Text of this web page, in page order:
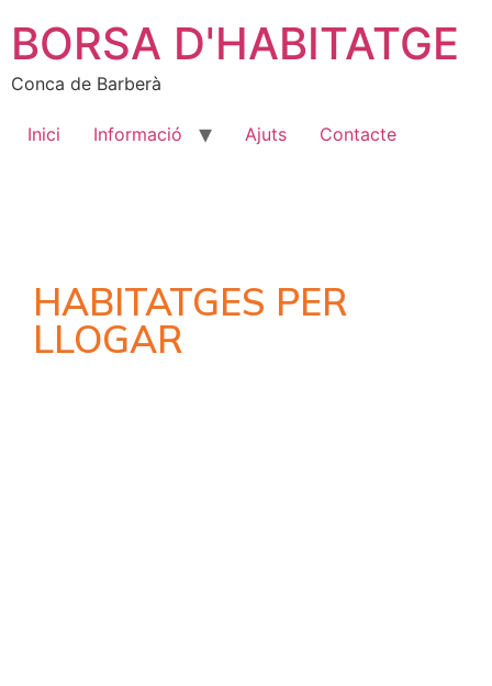
BORSA D'HABITATGE
Conca de Barberà
Inici Informació Ajuts Contacte
HABITATGES PER
LLOGAR